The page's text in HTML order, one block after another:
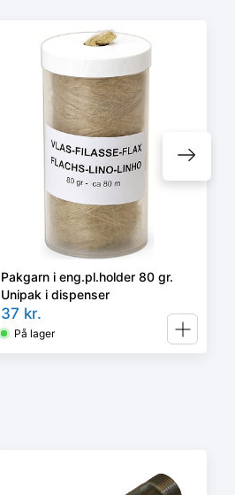
Pakgarn i eng.pl.holder 80 gr.
Unipak i dispenser
37 kr.
På lager